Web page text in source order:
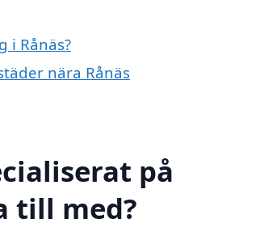
i Rånäs?
nära Rånäs
på
till med?